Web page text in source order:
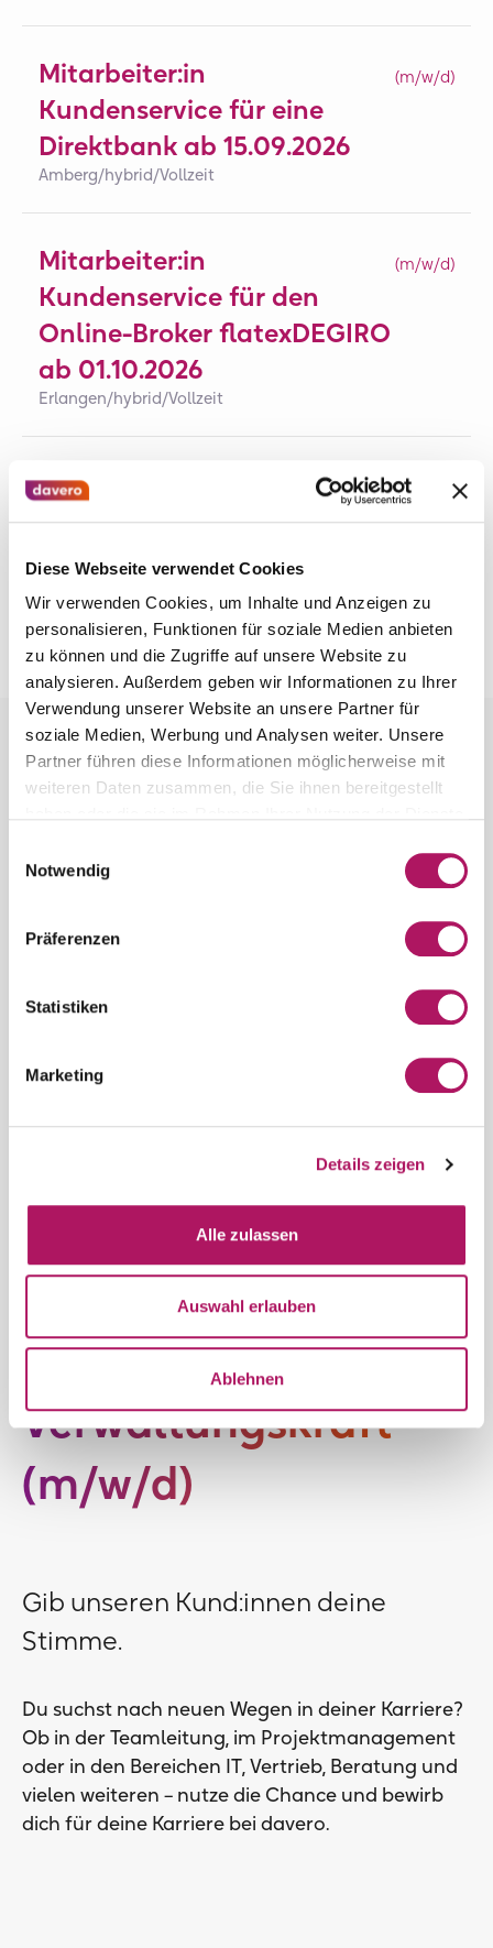
Diese Webseite verwendet Cookies
Wir verwenden Cookies, um Inhalte und Anzeigen zu
personalisieren, Funktionen für soziale Medien anbieten
zu können und die Zugriffe auf unsere Website zu
analysieren. Außerdem geben wir Informationen zu Ihrer
Verwendung unserer Website an unsere Partner für
soziale Medien, Werbung und Analysen weiter. Unsere
Partner führen diese Informationen möglicherweise mit
weiteren Daten zusammen, die Sie ihnen bereitgestellt
Notwendig
Präferenzen
Statistiken
Marketing
Details zeigen
Alle zulassen
Auswahl erlauben
Ablehnen
Mitarbeiter:in
Kundenservice für eine
Direktbank ab 15.09.2026
(m/w/d)
Amberg/hybrid/Vollzeit
Mitarbeiter:in
Kundenservice für den
Online-Broker flatexDEGIRO
ab 01.10.2026
(m/w/d)
Erlangen/hybrid/Vollzeit
Mitarbeiter:in
Kundenservice
(m/w/d)
Führungs- und
Verwaltungskraft
(m/w/d)
Gib unseren Kund:innen deine
Stimme.
Du suchst nach neuen Wegen in deiner Karriere?
Ob in der Teamleitung, im Projektmanagement
oder in den Bereichen IT, Vertrieb, Beratung und
vielen weiteren – nutze die Chance und bewirb
dich für deine Karriere bei davero.